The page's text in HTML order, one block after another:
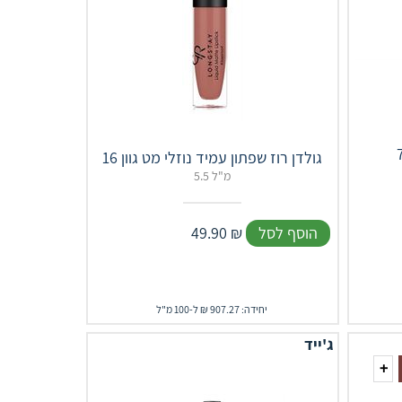
גולדן רוז שפתון עמיד נוזלי מט גוון 16
5.5 מ"ל
49.90 ₪ הוסף לסל
יחידה: 907.27 ₪ ל-100 מ"ל
+
ג'ייד